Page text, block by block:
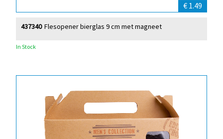
€ 1.49
Flesopener bierglas 9 cm met magneet
437340
In Stock